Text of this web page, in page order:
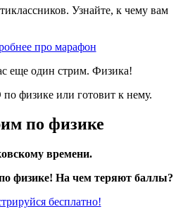
Узнайте, к чему вам
про марафон
еще один стрим. Физика!
физике или готовит к нему.
по физике
времени.
физике! На чем теряют баллы?
бесплатно!